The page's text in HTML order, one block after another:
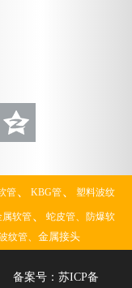
管、 KBG管、 塑料波纹
属软管、 蛇皮管、
防爆软
纹管、金属接头
备案号： 苏ICP备